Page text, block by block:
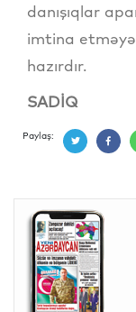
danışıqlar
imtina
hazırdır.
SADİQ
Paylaş: